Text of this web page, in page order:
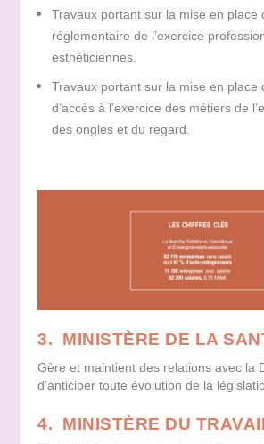
Travaux portant sur la mise en place
réglementaire de l’exercice
esthéticiennes.
Travaux portant sur la mise en place
d’accès à l’exercice des métiers de
des ongles et du regard.
3. MINISTÈRE DE LA
Gère et maintient des relations avec la
d’anticiper toute évolution de la
4. MINISTÈRE DU